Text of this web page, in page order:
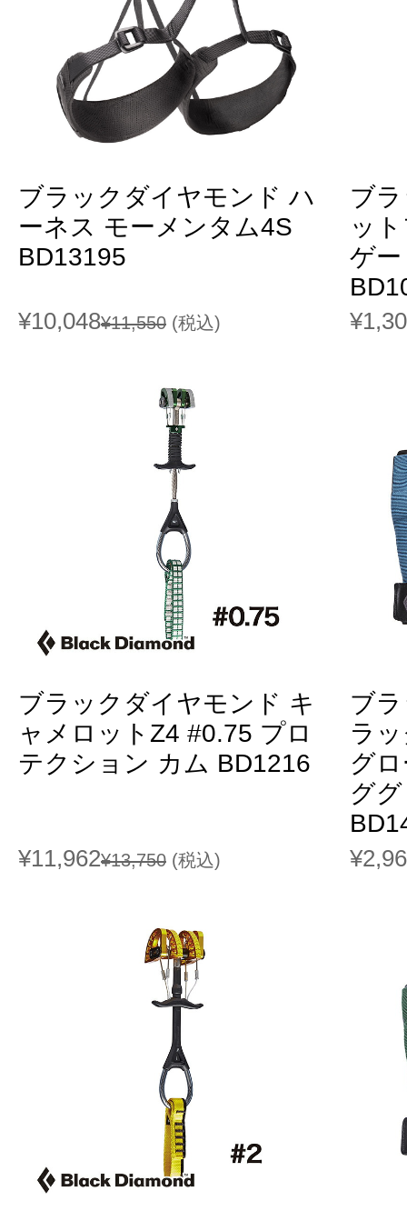
ブラックダイヤモンド ハ
ーネス モーメンタム4S
BD13195
¥10,048¥11,550 (税込)
ブ
ッ
ゲ
ブラックダイヤモンド キ
ャメロットZ4 #0.75 プロ
テクション カム BD1216
¥11,962¥13,750 (税込)
ブ
ラ
グ
グ